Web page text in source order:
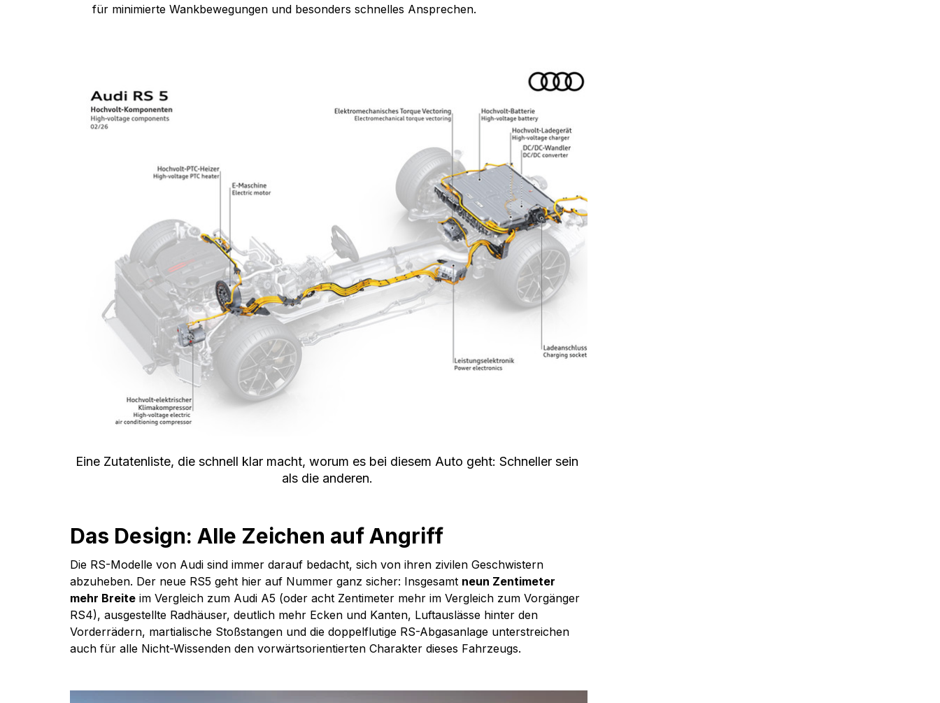
für minimierte Wankbewegungen und besonders schnelles Ansprechen.
Eine Zutatenliste, die schnell klar macht, worum es bei diesem Auto geht: Schneller sein
als die anderen.
Das Design: Alle Zeichen auf Angriff
Die RS-Modelle von Audi sind immer darauf bedacht, sich von ihren zivilen Geschwistern
abzuheben. Der neue RS5 geht hier auf Nummer ganz sicher: Insgesamt neun Zentimeter
mehr Breite im Vergleich zum Audi A5 (oder acht Zentimeter mehr im Vergleich zum Vorgänger
RS4), ausgestellte Radhäuser, deutlich mehr Ecken und Kanten, Luftauslässe hinter den
Vorderrädern, martialische Stoßstangen und die doppelflutige RS-Abgasanlage unterstreichen
auch für alle Nicht-Wissenden den vorwärtsorientierten Charakter dieses Fahrzeugs.